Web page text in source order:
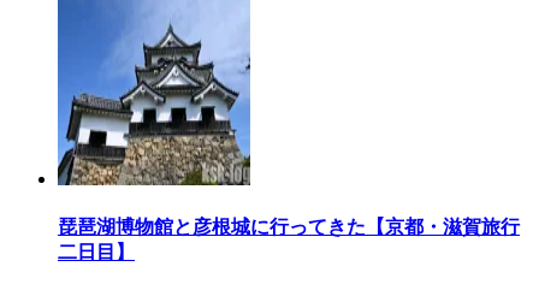
琵琶湖博物館と彦根城に行ってきた【京都・滋賀旅行
二日目】